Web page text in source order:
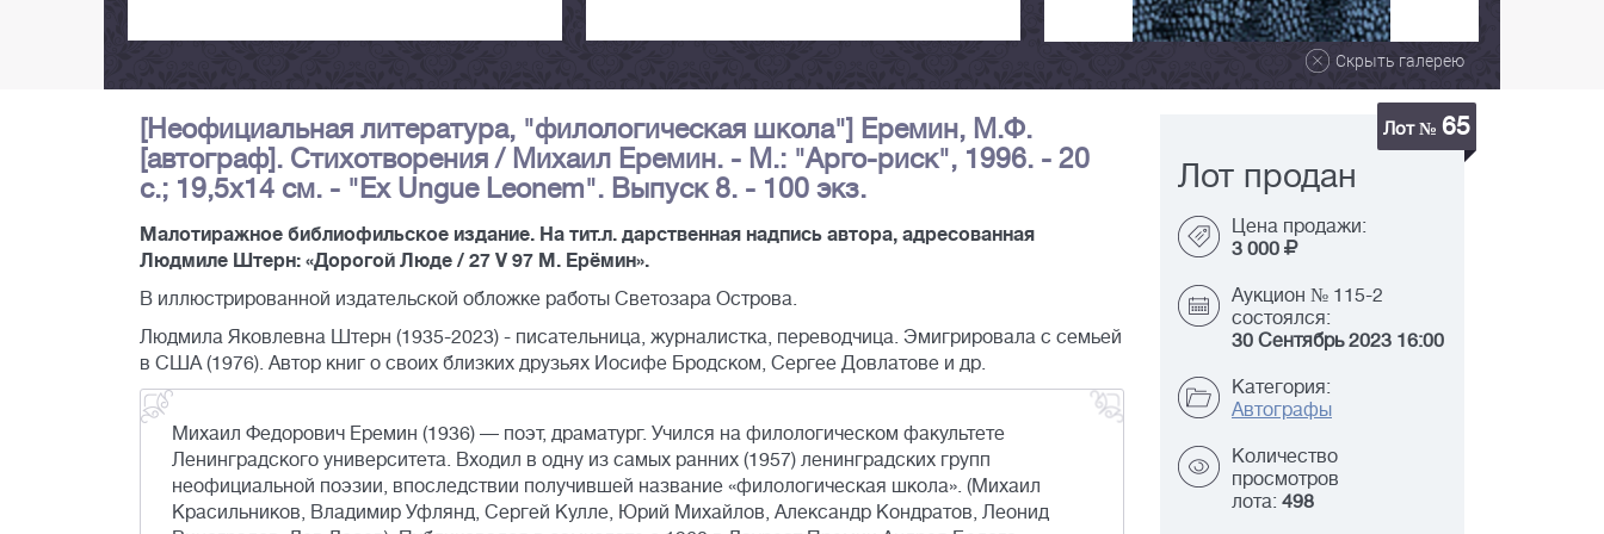
Скрыть галерею
[Неофициальная литература, "филологическая школа"] Еремин, М.Ф.
[автограф]. Стихотворения / Михаил Еремин. - М.: "Арго-риск", 1996. - 20
с.; 19,5x14 см. - "Ex Ungue Leonem". Выпуск 8. - 100 экз.
Малотиражное библиофильское издание. На тит.л. дарственная надпись автора, адресованная
Людмиле Штерн: «Дорогой Люде / 27 V 97 М. Ерёмин».
В иллюстрированной издательской обложке работы Светозара Острова.
Людмила Яковлевна Штерн (1935-2023) - писательница, журналистка, переводчица. Эмигрировала с семьей
в США (1976). Автор книг о своих близких друзьях Иосифе Бродском, Сергее Довлатове и др.
Михаил Федорович Еремин (1936) — поэт, драматург. Учился на филологическом факультете
Ленинградского университета. Входил в одну из самых ранних (1957) ленинградских групп
неофициальной поэзии, впоследствии получившей название «филологическая школа». (Михаил
Красильников, Владимир Уфлянд, Сергей Кулле, Юрий Михайлов, Александр Кондратов, Леонид
Лот № 65
Лот продан
Цена продажи:
3 000
Аукцион № 115-2
состоялся:
30 Сентябрь 2023 16:00
Категория:
Автографы
Количество
просмотров
лота: 498